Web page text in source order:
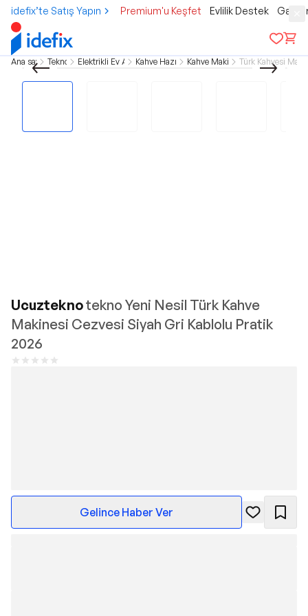
idefix’te Satış Yapın Premium'u Keşfet Evlilik Destek
Ana sayfa TeknolojiElektrikli Ev AletleriKahve HazırlamaKahve MakineleriTürk Kahvesi
Ucuzteknotekno Yeni Nesil Türk Kahve
Makinesi Cezvesi Siyah Gri Kablolu Pratik
2026
Gelince Haber Ver